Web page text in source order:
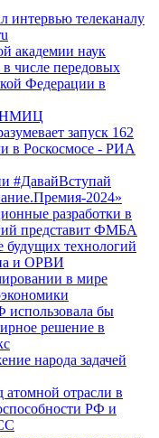
интервью телеканалу
академии наук
числе передовых
Федерации в
НМИЦ
запуск 162
в Роскосмосе - РИА
#ДавайВступай
2024»
разработки в
представит ФМБА
технологий
и ОРВИ
в мире
использовала бы
решение в
народа задачей
отрасли в
РФ и